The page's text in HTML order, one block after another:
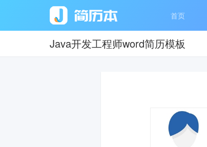
首页
Java开发工程师word简历模板